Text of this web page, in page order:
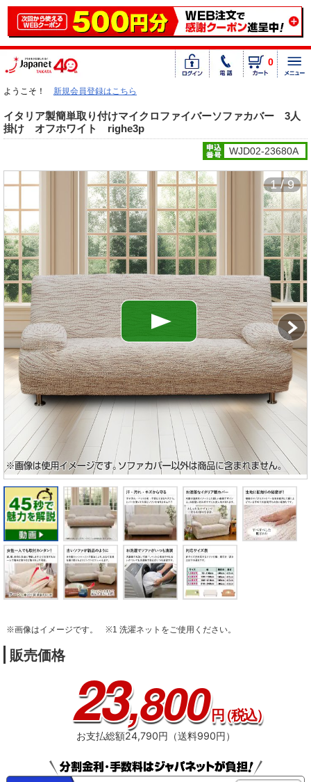
0
ようこそ！ 新規会員登録はこちら
イタリア製簡単取り付けマイクロファイバーソファカバー 3人
掛け オフホワイト righe3p
WJD02-23680A
1 / 9
※画像はイメージです。 ※1 洗濯ネットをご使用ください。
販売価格
23,800円（税込）
お支払総額24,790円（送料990円）